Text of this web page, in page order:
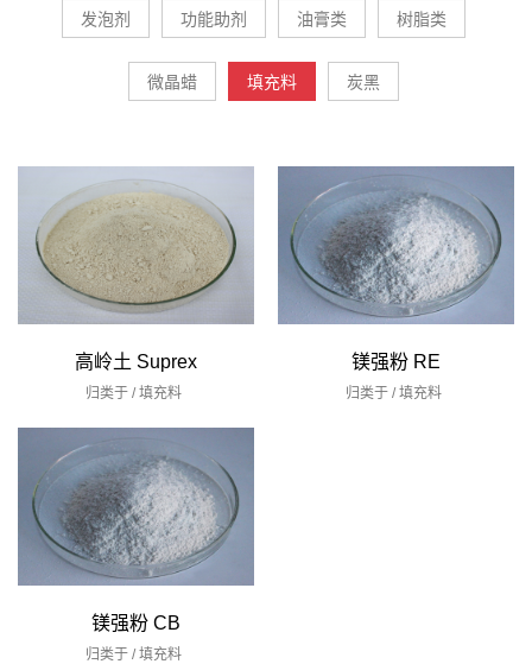
发泡剂 功能助剂 油膏类 树脂类
微晶蜡 填充料 炭黑
高岭土 Suprex
归类于 / 填充料
镁强粉 RE
归类于 / 填充料
镁强粉 CB
归类于 / 填充料